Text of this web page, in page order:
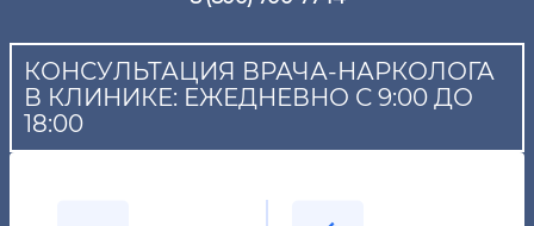
КОНСУЛЬТАЦИЯ ВРАЧА-НАРКОЛОГА
В КЛИНИКЕ: ЕЖЕДНЕВНО С 9:00 ДО
18:00